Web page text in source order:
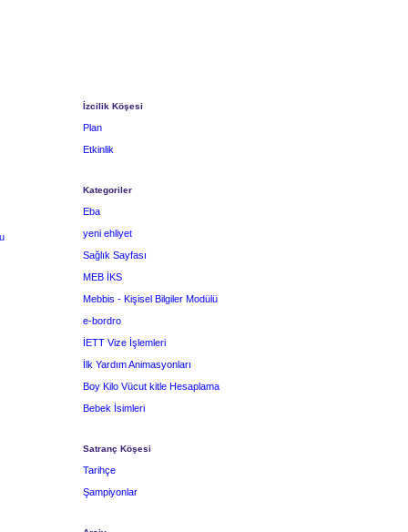
İzcilik Köşesi
Plan
Etkinlik
Kategoriler
Eba
yeni ehliyet
Sağlık Sayfası
MEB İKS
Mebbis - Kişisel Bilgiler Modülü
e-bordro
İETT Vize İşlemleri
İlk Yardım Animasyonları
Boy Kilo Vücut kitle Hesaplama
Bebek İsimleri
Satranç Köşesi
Tarihçe
Şampiyonlar